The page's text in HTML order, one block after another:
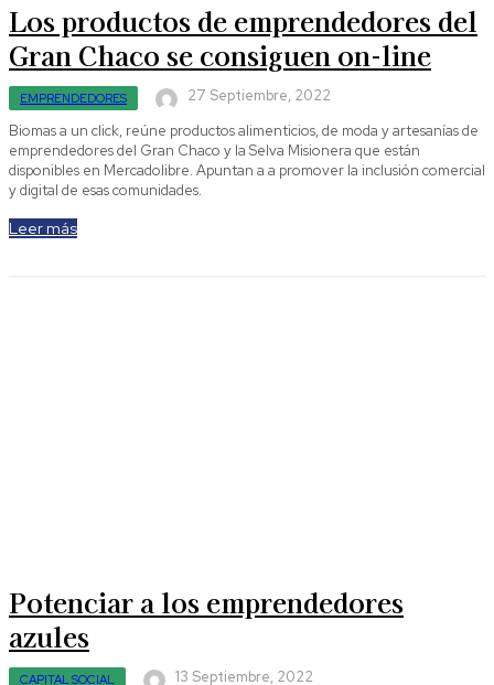
Los productos de emprendedores del
Gran Chaco se consiguen on-line
EMPRENDEDORES
27 Septiembre, 2022
Biomas a un click, reúne productos alimenticios, de moda y artesanías de
emprendedores del Gran Chaco y la Selva Misionera que están
disponibles en Mercadolibre. Apuntan a a promover la inclusión comercial
y digital de esas comunidades.
Leer más
Potenciar a los emprendedores
azules
CAPITAL SOCIAL 13 Septiembre, 2022